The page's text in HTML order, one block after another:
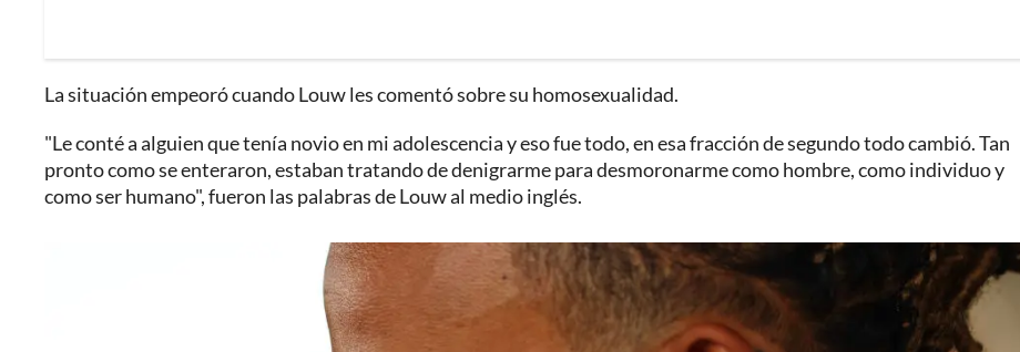
La situación empeoró cuando Louw les comentó sobre su homosexualidad.
"Le conté a alguien que tenía novio en mi adolescencia y eso fue todo, en esa fracción de segundo todo cambió. Tan
pronto como se enteraron, estaban tratando de denigrarme para desmoronarme como hombre, como individuo y
como ser humano", fueron las palabras de Louw al medio inglés.